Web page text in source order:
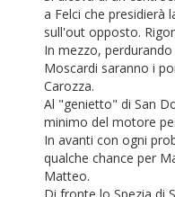
a Felci che presidierà
sull'out opposto.
In mezzo,
Moscardi saranno i
Carozza.
Al "genietto" di San
minimo del motore
In avanti con ogni
qualche chance per
Matteo.